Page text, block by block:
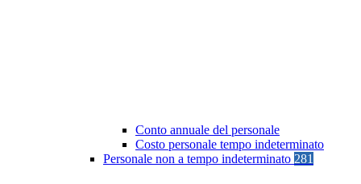
Conto annuale del personale
Costo personale tempo indeterminato
Personale non a tempo indeterminato 281